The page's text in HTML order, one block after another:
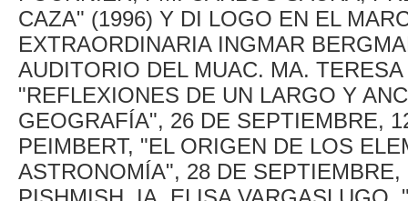
CAZA" (1996) Y DI LOGO EN EL
EXTRAORDINARIA INGMAR
AUDITORIO DEL MUAC. MA.
"REFLEXIONES DE UN LARGO Y
GEOGRAFÍA", 26 DE SEPTIEMBRE,
PEIMBERT, "EL ORIGEN DE LOS
ASTRONOMÍA", 28 DE